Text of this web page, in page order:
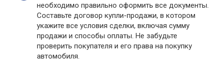
необходимо правильно оформить все документы.
Составьте договор купли-продажи, в котором
укажите все условия сделки, включая сумму
продажи и способы оплаты. Не забудьте
проверить покупателя и его права на покупку
автомобиля.